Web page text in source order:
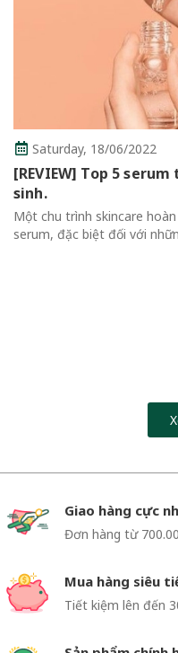
Saturday, 18/06/2022
Top 5 serum
chu trình skincare hoàn
đặc biệt đối với những
Giao hàng cực
Đơn hàng từ
Mua hàng siêu
Tiết kiệm lên đến